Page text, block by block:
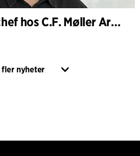
Ny avdelningschef hos C.F. Møller Architects i Köpenhamn
fler nyheter